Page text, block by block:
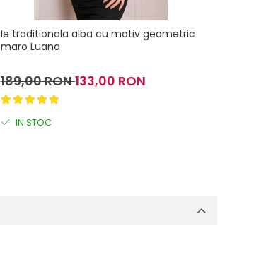
Ie traditionala alba cu motiv geometric
maro Luana
189,00 RON133,00 RON
IN STOC